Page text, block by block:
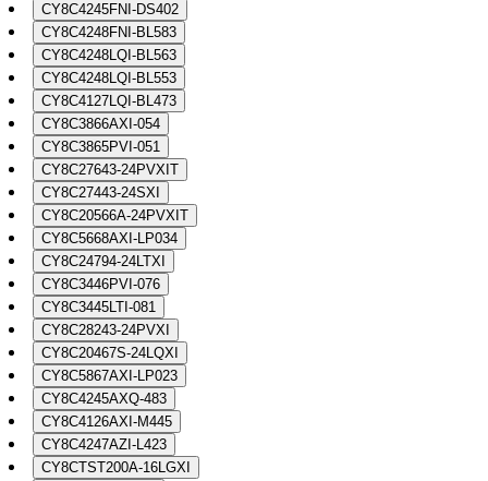
CY8C4245FNI-DS402
CY8C4248FNI-BL583
CY8C4248LQI-BL563
CY8C4248LQI-BL553
CY8C4127LQI-BL473
CY8C3866AXI-054
CY8C3865PVI-051
CY8C27643-24PVXIT
CY8C27443-24SXI
CY8C20566A-24PVXIT
CY8C5668AXI-LP034
CY8C24794-24LTXI
CY8C3446PVI-076
CY8C3445LTI-081
CY8C28243-24PVXI
CY8C20467S-24LQXI
CY8C5867AXI-LP023
CY8C4245AXQ-483
CY8C4126AXI-M445
CY8C4247AZI-L423
CY8CTST200A-16LGXI